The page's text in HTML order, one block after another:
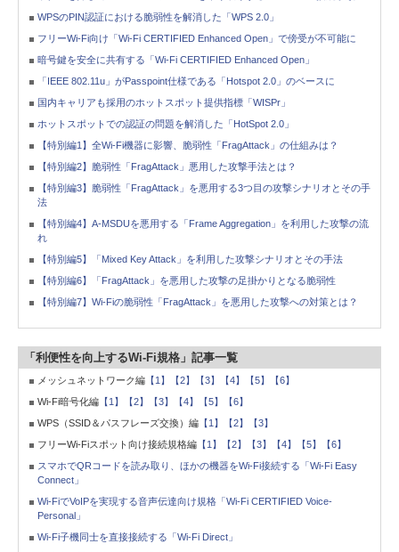
WPSのPIN認証における脆弱性を解消した「WPS 2.0」
フリーWi-Fi向け「Wi-Fi CERTIFIED Enhanced Open」で傍受が不可能に
暗号鍵を安全に共有する「Wi-Fi CERTIFIED Enhanced Open」
「IEEE 802.11u」がPasspoint仕様である「Hotspot 2.0」のベースに
国内キャリアも採用のホットスポット提供指標「WISPr」
ホットスポットでの認証の問題を解消した「HotSpot 2.0」
【特別編1】全Wi-Fi機器に影響、脆弱性「FragAttack」の仕組みは？
【特別編2】脆弱性「FragAttack」悪用した攻撃手法とは？
【特別編3】脆弱性「FragAttack」を悪用する3つ目の攻撃シナリオとその手
法
【特別編4】A-MSDUを悪用する「Frame Aggregation」を利用した攻撃の流
れ
【特別編5】「Mixed Key Attack」を利用した攻撃シナリオとその手法
【特別編6】「FragAttack」を悪用した攻撃の足掛かりとなる脆弱性
【特別編7】Wi-Fiの脆弱性「FragAttack」を悪用した攻撃への対策とは？
「利便性を向上するWi-Fi規格」記事一覧
メッシュネットワーク編 【1】 【2】 【3】 【4】 【5】
【6】
Wi-Fi暗号化編 【1】 【2】 【3】 【4】 【5】
【6】
WPS（SSID＆パスフレーズ交換）編【1】 【2】
【3】
フリーWi-Fiスポット向け接続規格編【1】 【2】 【3】 【4】 【5】
【6】
スマホでQRコードを読み取り、ほかの機器をWi-Fi接続する「Wi-Fi Easy
Connect」
Wi-FiでVoIPを実現する音声伝達向け規格「Wi-Fi CERTIFIED Voice-
Personal」
Wi-Fi子機同士を直接接続する「Wi-Fi Direct」